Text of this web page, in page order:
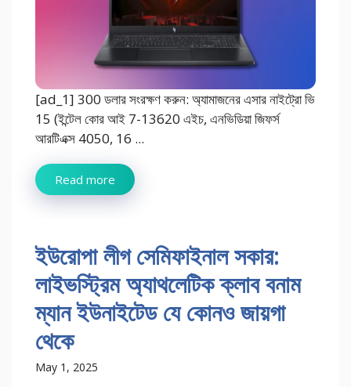
[ad_1] 300 ডলার সংরক্ষণ করুন: অ্যামাজনের এসার নাইট্রো ভি
15 (ইন্টেল কোর আই 7-13620 এইচ, এনভিডিয়া জিফর্স
আরটিএক্স 4050, 16 ...
Read more
ইউরোপা লীগ সেমিফাইনাল সকার:
লাইভস্ট্রিম অ্যাথলেটিক ক্লাব বনাম
ম্যান ইউনাইটেড যে কোনও জায়গা
থেকে
May 1, 2025